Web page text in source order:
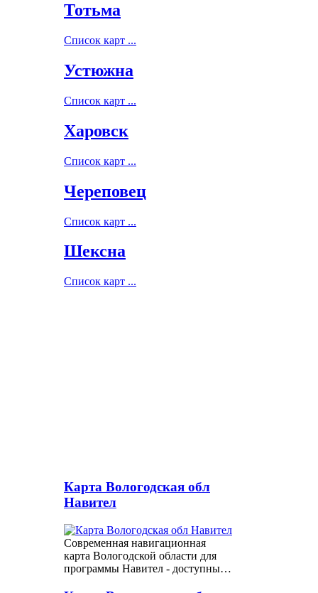
Тотьма
Список карт ...
Устюжна
Список карт ...
Харовск
Список карт ...
Череповец
Список карт ...
Шексна
Список карт ...
Карта Вологодская обл
Навител
Современная навигационная
карта Вологодской области для
программы Навител - доступны…